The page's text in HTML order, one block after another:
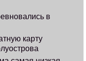
в
карту